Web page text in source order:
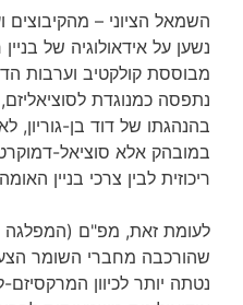
השמאל הציוני –
נשען על אידאולוגיה של
מבוססת קולקטיב וערבות
נתפסה כמנוגדת
בהנהגתו של דוד בן-גוריון,
במובהק אלא סוציאל-
ריכוזית לבין צרכי בניין
לעומת זאת, מפ"ם (המפלגה
שהורכבה מחברי השומר
נטתה יותר לכיוון המרקסיזם-